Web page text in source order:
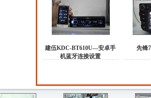
建伍KDC-BT610U—安卓手
机蓝牙连接设置
先锋